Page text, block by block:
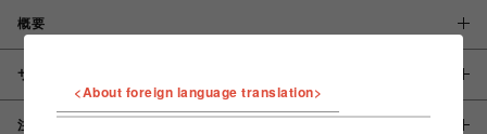
概要
サイズ
注意事項
<About foreign language translation>